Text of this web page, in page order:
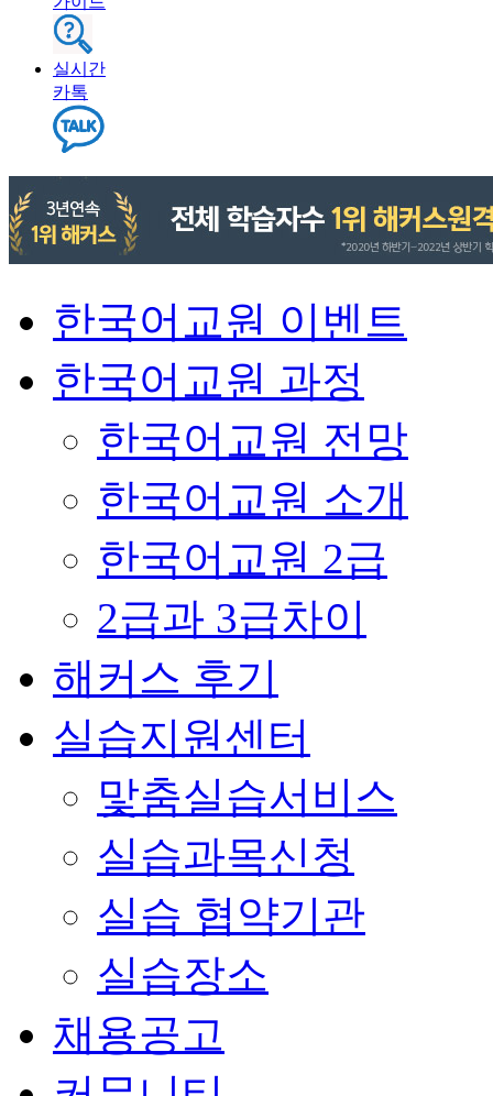
실시간
카톡
한국어교원 이벤트
한국어교원 과정
한국어교원 전망
한국어교원 소개
한국어교원 2급
2급과 3급차이
해커스 후기
실습지원센터
맟춤실습서비스
실습과목신청
실습 협약기관
실습장소
채용공고